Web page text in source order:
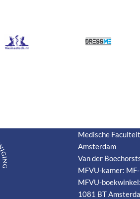
Medische
Amsterdam
Van der
MFVU-kamer:
MFVU-
1081 BT